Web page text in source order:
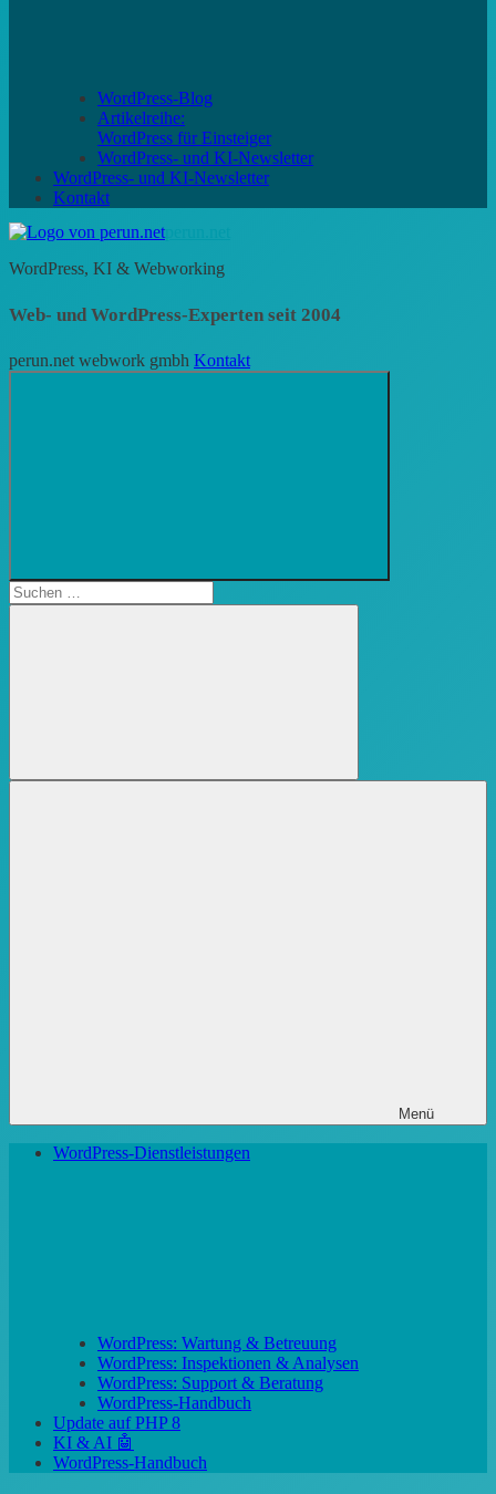
WordPress-Blog
Artikelreihe:
WordPress für Einsteiger
WordPress- und KI-Newsletter
WordPress- und KI-Newsletter
Kontakt
WordPress, KI & Webworking
Web- und WordPress-Experten seit 2004
perun.net webwork gmbh Kontakt
öffnen
Suchen
nach:
Suchen
Menü
WordPress-Dienstleistungen
WordPress: Wartung & Betreuung
WordPress: Inspektionen & Analysen
WordPress: Support & Beratung
WordPress-Handbuch
Update auf PHP 8
KI & AI 🤖
WordPress-Handbuch